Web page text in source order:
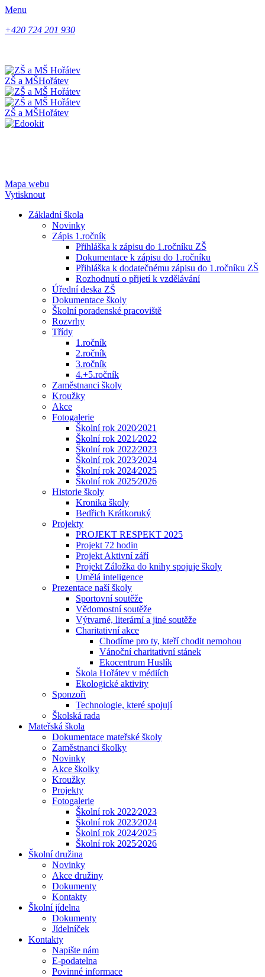
Menu
+420 724 201 930
ZŠ a MŠHořátev
ZŠ a MŠHořátev
Mapa webu
Vytisknout
Základní škola
Novinky
Zápis 1.ročník
Přihláška k zápisu do 1.ročníku ZŠ
Dokumentace k zápisu do 1.ročníku
Přihláška k dodatečnému zápisu do 1.ročníku ZŠ
Rozhodnutí o přijetí k vzdělávání
Úřední deska ZŠ
Dokumentace školy
Školní poradenské pracoviště
Rozvrhy
Třídy
1.ročník
2.ročník
3.ročník
4.+5.ročník
Zaměstnanci školy
Kroužky
Akce
Fotogalerie
Školní rok 2020⁄2021
Školní rok 2021⁄2022
Školní rok 2022⁄2023
Školní rok 2023⁄2024
Školní rok 2024⁄2025
Školní rok 2025⁄2026
Historie školy
Kronika školy
Bedřich Krátkoruký
Projekty
PROJEKT RESPEKT 2025
Projekt 72 hodin
Projekt Aktivní září
Projekt Záložka do knihy spojuje školy
Umělá inteligence
Prezentace naší školy
Sportovní soutěže
Vědomostní soutěže
Výtvarné, literární a jiné soutěže
Charitativní akce
Chodíme pro ty, kteří chodit nemohou
Vánoční charitativní stánek
Ekocentrum Huslík
Škola Hořátev v médiích
Ekologické aktivity
Sponzoři
Technologie, které spojují
Školská rada
Mateřská škola
Dokumentace mateřské školy
Zaměstnanci školky
Novinky
Akce školky
Kroužky
Projekty
Fotogalerie
Školní rok 2022⁄2023
Školní rok 2023⁄2024
Školní rok 2024⁄2025
Školní rok 2025⁄2026
Školní družina
Novinky
Akce družiny
Dokumenty
Kontakty
Školní jídelna
Dokumenty
Jídelníček
Kontakty
Napište nám
E-podatelna
Povinné informace